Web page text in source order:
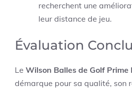
recherchent une
leur distance de jeu.
Évaluation
Le Wilson Balles de Golf Prime
démarque pour sa qualité, son